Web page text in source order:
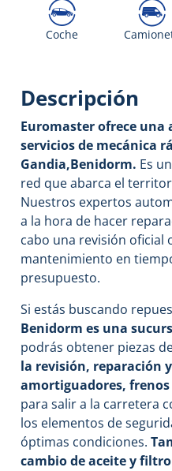
Coche
Descripción
Euromaster ofrece una
servicios de mecánica
Gandia,Benidorm. Es
red que abarca el
Nuestros expertos
a la hora de hacer
cabo una revisión oficial
mantenimiento en
presupuesto.
Si estás buscando
Benidorm es una
podrás obtener piezas
la revisión, reparación
amortiguadores,
para salir a la carretera
los elementos de
óptimas condiciones.
cambio de aceite y